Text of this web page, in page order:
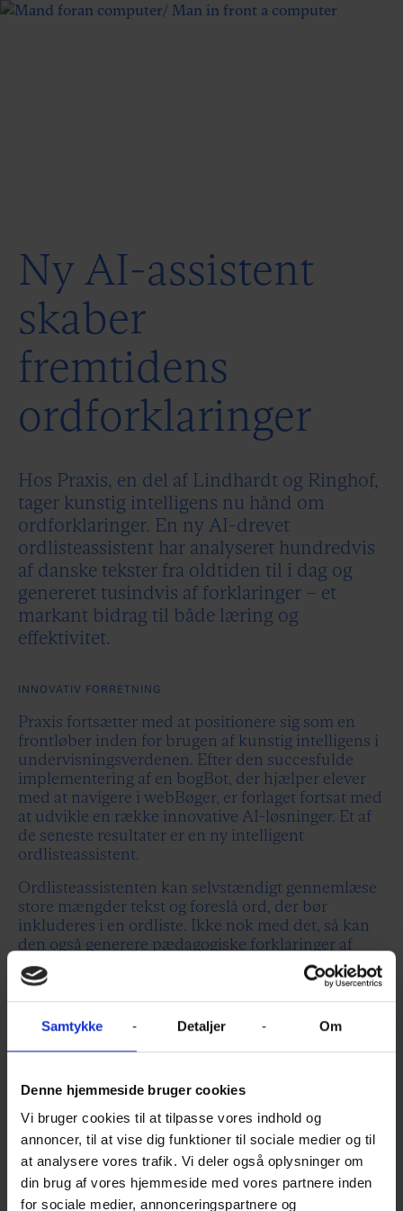
Samtykke Detaljer Om
Denne hjemmeside bruger cookies
Vi bruger cookies til at tilpasse vores indhold og
annoncer, til at vise dig funktioner til sociale medier og til
at analysere vores trafik. Vi deler også oplysninger om
din brug af vores hjemmeside med vores partnere inden
for sociale medier, annonceringspartnere og
Ny AI-assistent
skaber
fremtidens
ordforklaringer
Hos Praxis, en del af Lindhardt og Ringhof,
tager kunstig intelligens nu hånd om
ordforklaringer. En ny AI-drevet
ordlisteassistent har analyseret hundredvis
af danske tekster fra oldtiden til i dag og
genereret tusindvis af forklaringer – et
markant bidrag til både læring og
effektivitet.
INNOVATIV FORRETNING
Praxis fortsætter med at positionere sig som en
frontløber inden for brugen af kunstig intelligens i
undervisningsverdenen. Efter den succesfulde
implementering af en bogBot, der hjælper elever
med at navigere i webBøger, er forlaget fortsat med
at udvikle en række innovative AI-løsninger. Et af
de seneste resultater er en ny intelligent
ordlisteassistent.
Ordlisteassistenten kan selvstændigt gennemlæse
store mængder tekst og foreslå ord, der bør
inkluderes i en ordliste. Ikke nok med det, så kan
den også generere pædagogiske forklaringer af
disse ord. “En central del af assistenten er, at den
ikke kun finder ordene, men også kan give os
bestemte filtyper, som vores systemer kan
håndtere. Det løser ikke kun opgaven, men
assistenten leverer også til vores systemer, så de
bedre kan arbejde sammen,” forklare Rasmus
AI’en har transformeret
vores arbejdsgang ved at